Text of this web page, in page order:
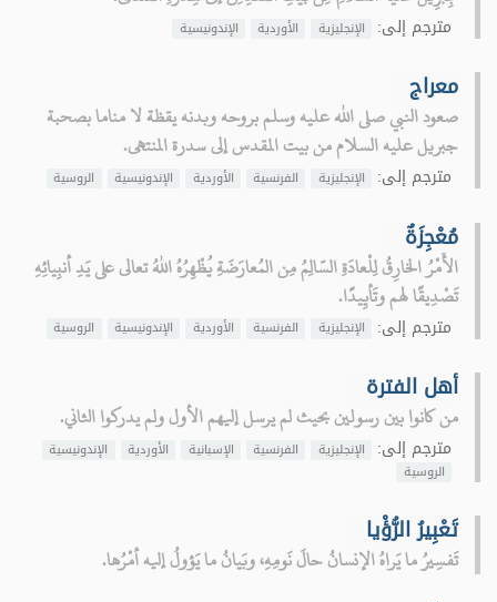
مترجم إلى: الإنجليزية الأوردية الإندونيسية
معراج
صعود النبي صلى الله عليه وسلم بروحه وبدنه يقظة لا مناما بصحبة
جبريل عليه السلام من بيت المقدس إلى سدرة المنتهى.
مترجم إلى: الإنجليزية الفرنسية الأوردية الإندونيسية الروسية
مُعْجِزَةٌ
الأَمْرُ الخارِقُ لِلْعادَةِ السّالِمُ مِن المُعارَضَةِ يُظْهِرُهُ اللهُ تعالى على يَدِ أنبِيائِهِ
تَصْدِيقًا لهم وتَأيِيدًا.
مترجم إلى: الإنجليزية الفرنسية الأوردية الإندونيسية الروسية
أهل الفترة
من كانوا بين رسولين بحيث لم يرسل إليهم الأول ولم يدركوا الثاني.
مترجم إلى: الإنجليزية الفرنسية الإسبانية الأوردية
الإندونيسية
الروسية
تَعْبِيرُ الرُّؤْيا
تَفسِيرُ ما يَراهُ الإنسانُ حالَ نَومِهِ، وبَيانُ ما يَؤولُ إليه أمْرُها.